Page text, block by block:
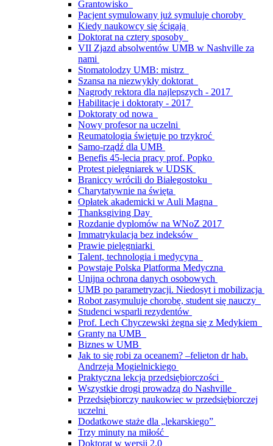
Grantowisko
Pacjent symulowany już symuluje choroby
Kiedy naukowcy się ścigają
Doktorat na cztery sposoby
VII Zjazd absolwentów UMB w Nashville za
nami
Stomatolodzy UMB: mistrz
Szansa na niezwykły doktorat
Nagrody rektora dla najlepszych - 2017
Habilitacje i doktoraty - 2017
Doktoraty od nowa
Nowy profesor na uczelni
Reumatologia świętuje po trzykroć
Samo-rządź dla UMB
Benefis 45-lecia pracy prof. Popko
Protest pielęgniarek w UDSK
Braniccy wrócili do Białegostoku
Charytatywnie na święta
Opłatek akademicki w Auli Magna
Thanksgiving Day
Rozdanie dyplomów na WNoZ 2017
Immatrykulacja bez indeksów
Prawie pielęgniarki
Talent, technologia i medycyna
Powstaje Polska Platforma Medyczna
Unijna ochrona danych osobowych
UMB po parametryzacji. Niedosyt i mobilizacja
Robot zasymuluje chorobę, student się nauczy
Studenci wsparli rezydentów
Prof. Lech Chyczewski żegna się z Medykiem
Granty na UMB
Biznes w UMB
Jak to się robi za oceanem? –felieton dr hab.
Andrzeja Mogielnickiego
Praktyczna lekcja przedsiębiorczości
Wszystkie drogi prowadzą do Nashville
Przedsiębiorczy naukowiec w przedsiębiorczej
uczelni
Dodatkowe staże dla „lekarskiego”
Trzy minuty na miłość
Doktorat w wersji 2.0